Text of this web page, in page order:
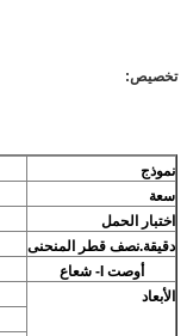
تخصيص:
نموذج
سعة
اختبار الحمل
دقيقة.نصف قطر المنحنى
أوصت I- شعاع
الأبعاد